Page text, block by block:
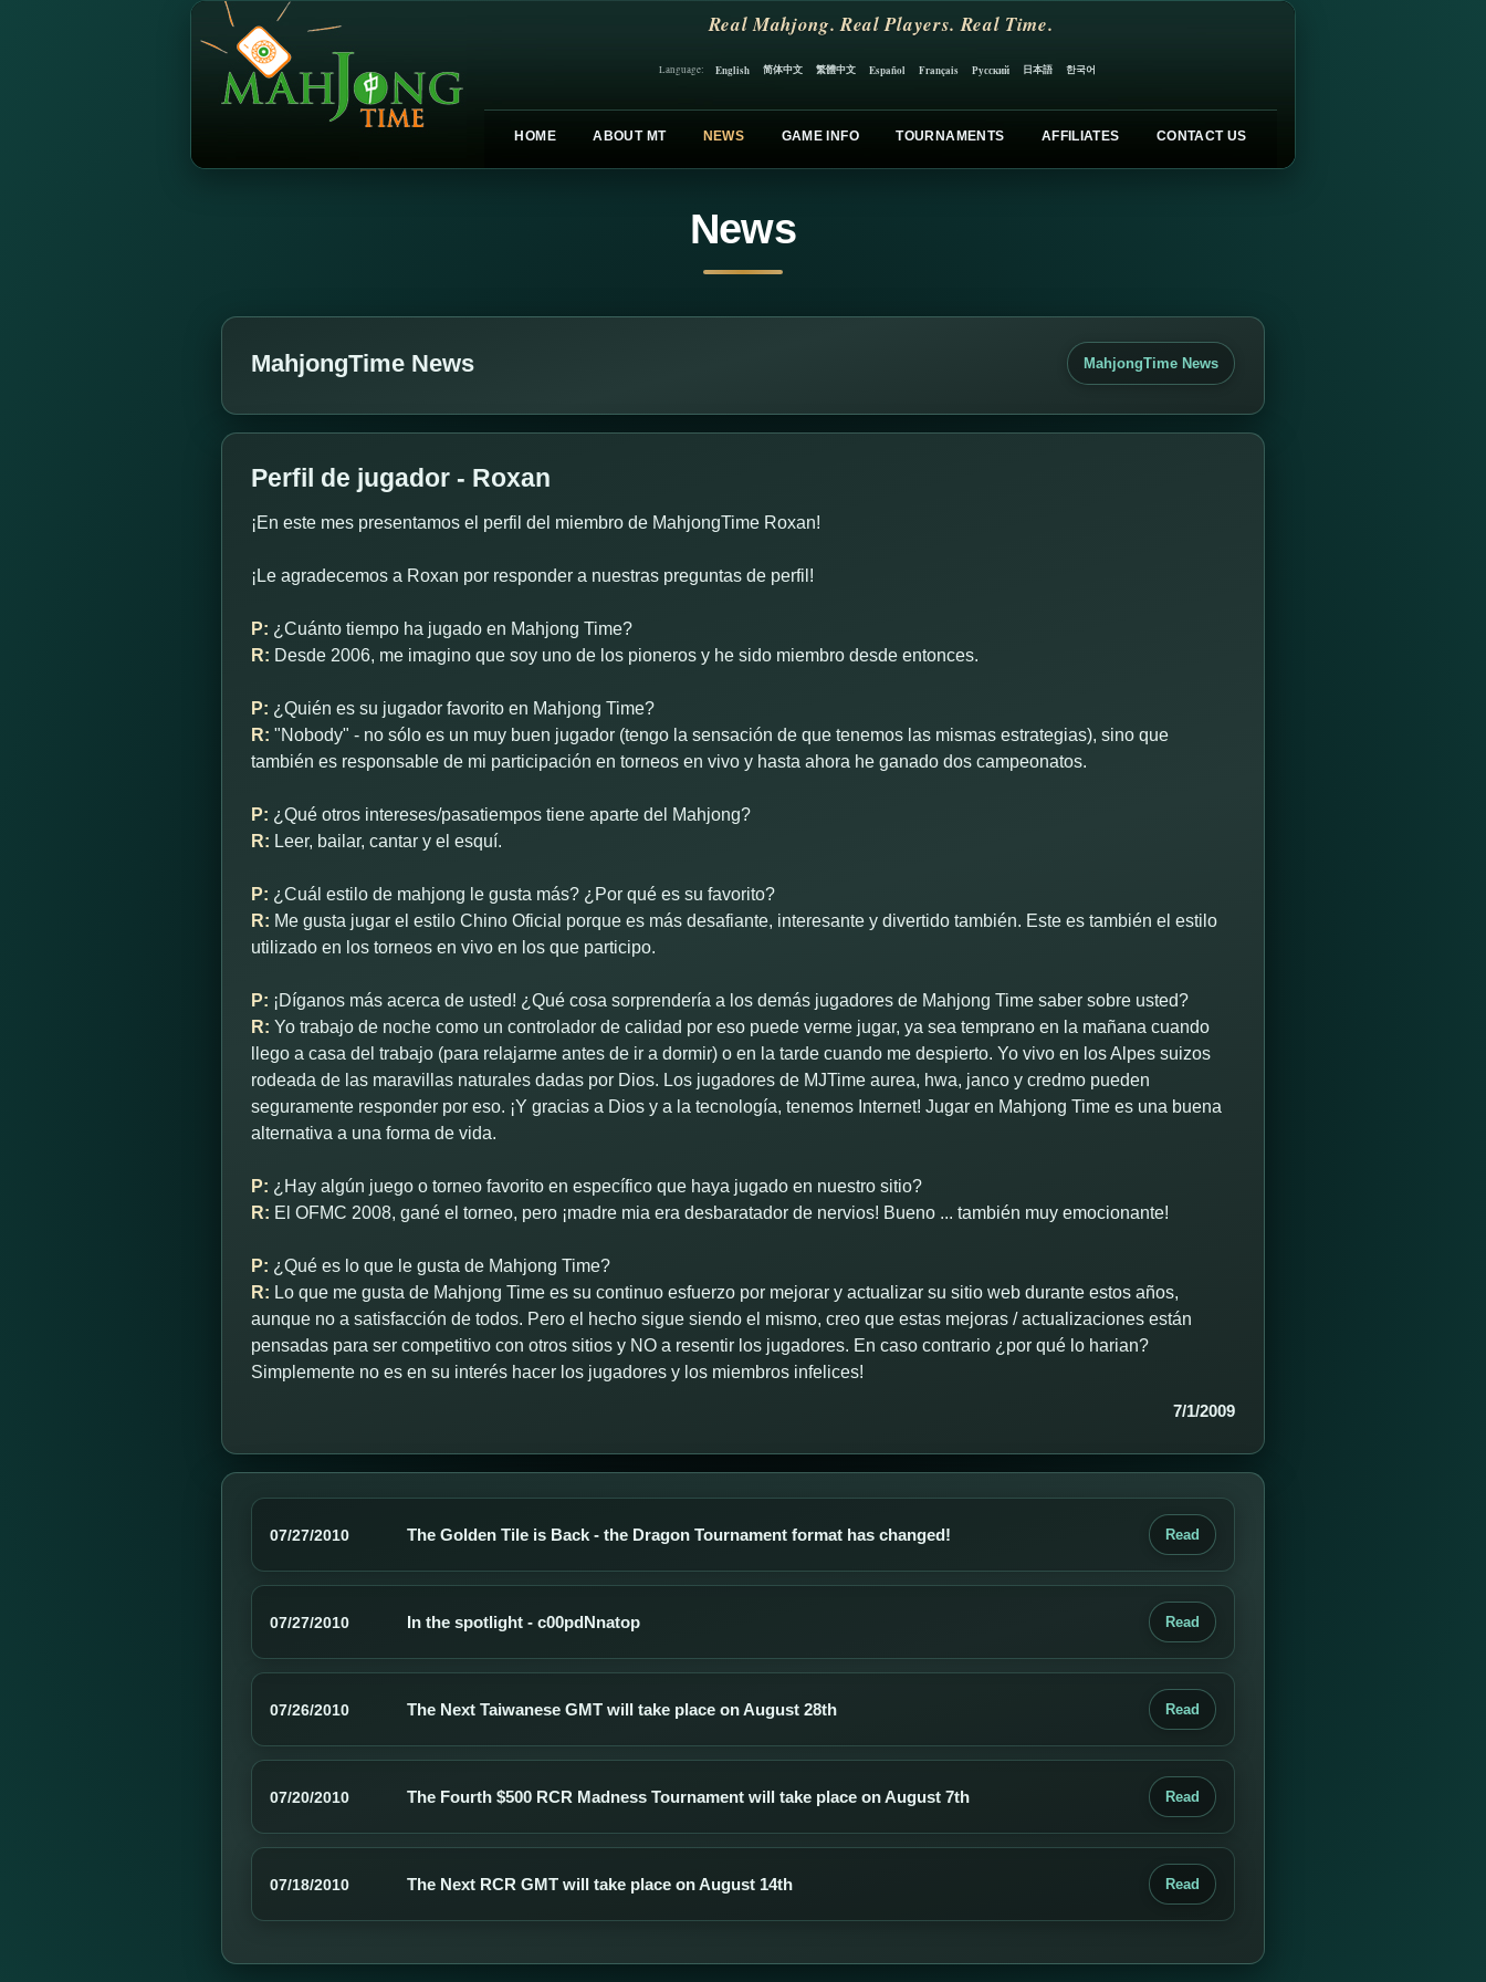
Real Mahjong. Real Players. Real Time.
Language: English 简体中文 繁體中文 Español Français Русский 日本語 한국어
HOME ABOUT MT NEWS GAME INFO TOURNAMENTS AFFILIATES CONTACT US
News
MahjongTime News MahjongTime News
Perfil de jugador - Roxan
¡En este mes presentamos el perfil del miembro de MahjongTime Roxan!
¡Le agradecemos a Roxan por responder a nuestras preguntas de perfil!
P: ¿Cuánto tiempo ha jugado en Mahjong Time?
R: Desde 2006, me imagino que soy uno de los pioneros y he sido miembro desde entonces.
P: ¿Quién es su jugador favorito en Mahjong Time?
R: "Nobody" - no sólo es un muy buen jugador (tengo la sensación de que tenemos las mismas estrategias), sino que
también es responsable de mi participación en torneos en vivo y hasta ahora he ganado dos campeonatos.
P: ¿Qué otros intereses/pasatiempos tiene aparte del Mahjong?
R: Leer, bailar, cantar y el esquí.
P: ¿Cuál estilo de mahjong le gusta más? ¿Por qué es su favorito?
R: Me gusta jugar el estilo Chino Oficial porque es más desafiante, interesante y divertido también. Este es también el estilo
utilizado en los torneos en vivo en los que participo.
P: ¡Díganos más acerca de usted! ¿Qué cosa sorprendería a los demás jugadores de Mahjong Time saber sobre usted?
R: Yo trabajo de noche como un controlador de calidad por eso puede verme jugar, ya sea temprano en la mañana cuando
llego a casa del trabajo (para relajarme antes de ir a dormir) o en la tarde cuando me despierto. Yo vivo en los Alpes suizos
rodeada de las maravillas naturales dadas por Dios. Los jugadores de MJTime aurea, hwa, janco y credmo pueden
seguramente responder por eso. ¡Y gracias a Dios y a la tecnología, tenemos Internet! Jugar en Mahjong Time es una buena
alternativa a una forma de vida.
P: ¿Hay algún juego o torneo favorito en específico que haya jugado en nuestro sitio?
R: El OFMC 2008, gané el torneo, pero ¡madre mia era desbaratador de nervios! Bueno ... también muy emocionante!
P: ¿Qué es lo que le gusta de Mahjong Time?
R: Lo que me gusta de Mahjong Time es su continuo esfuerzo por mejorar y actualizar su sitio web durante estos años,
aunque no a satisfacción de todos. Pero el hecho sigue siendo el mismo, creo que estas mejoras / actualizaciones están
pensadas para ser competitivo con otros sitios y NO a resentir los jugadores. En caso contrario ¿por qué lo harian?
Simplemente no es en su interés hacer los jugadores y los miembros infelices!
7/1/2009
07/27/2010 The Golden Tile is Back - the Dragon Tournament format has changed! Read
07/27/2010 In the spotlight - c00pdNnatop Read
07/26/2010 The Next Taiwanese GMT will take place on August 28th Read
07/20/2010 The Fourth $500 RCR Madness Tournament will take place on August 7th Read
07/18/2010 The Next RCR GMT will take place on August 14th Read